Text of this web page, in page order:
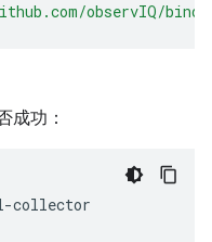
observIQ/
成功：